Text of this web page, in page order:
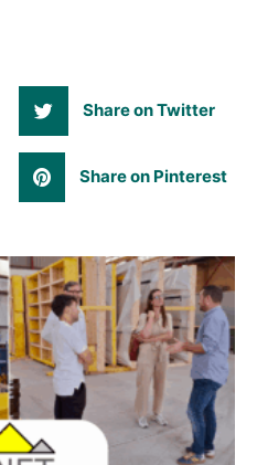
Share on Twitter
Share on Pinterest